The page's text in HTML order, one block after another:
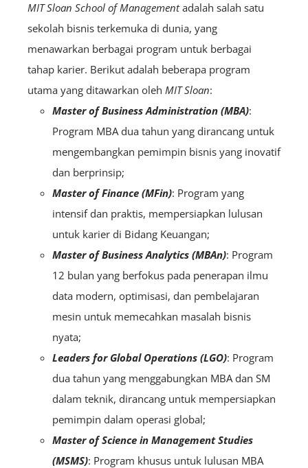
MIT Sloan School of Managementadalah salah satu
sekolah bisnis terkemuka di dunia, yang
menawarkan berbagai program untuk berbagai
tahap karier. Berikut adalah beberapa program
utama yang ditawarkan oleh MIT Sloan:
Master of Business Administration (MBA):
Program MBA dua tahun yang dirancang untuk
mengembangkan pemimpin bisnis yang inovatif
dan berprinsip;
Master of Finance (MFin): Program yang
intensif dan praktis, mempersiapkan lulusan
untuk karier di Bidang Keuangan;
Master of Business Analytics (MBAn): Program
12 bulan yang berfokus pada penerapan ilmu
data modern, optimisasi, dan pembelajaran
mesin untuk memecahkan masalah bisnis
nyata;
Leaders for Global Operations (LGO): Program
dua tahun yang menggabungkan MBA dan SM
dalam teknik, dirancang untuk mempersiapkan
pemimpin dalam operasi global;
Master of Science in Management Studies
(MSMS): Program khusus untuk lulusan MBA